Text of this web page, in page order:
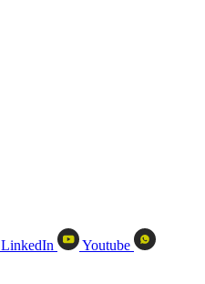
LinkedIn
Youtube